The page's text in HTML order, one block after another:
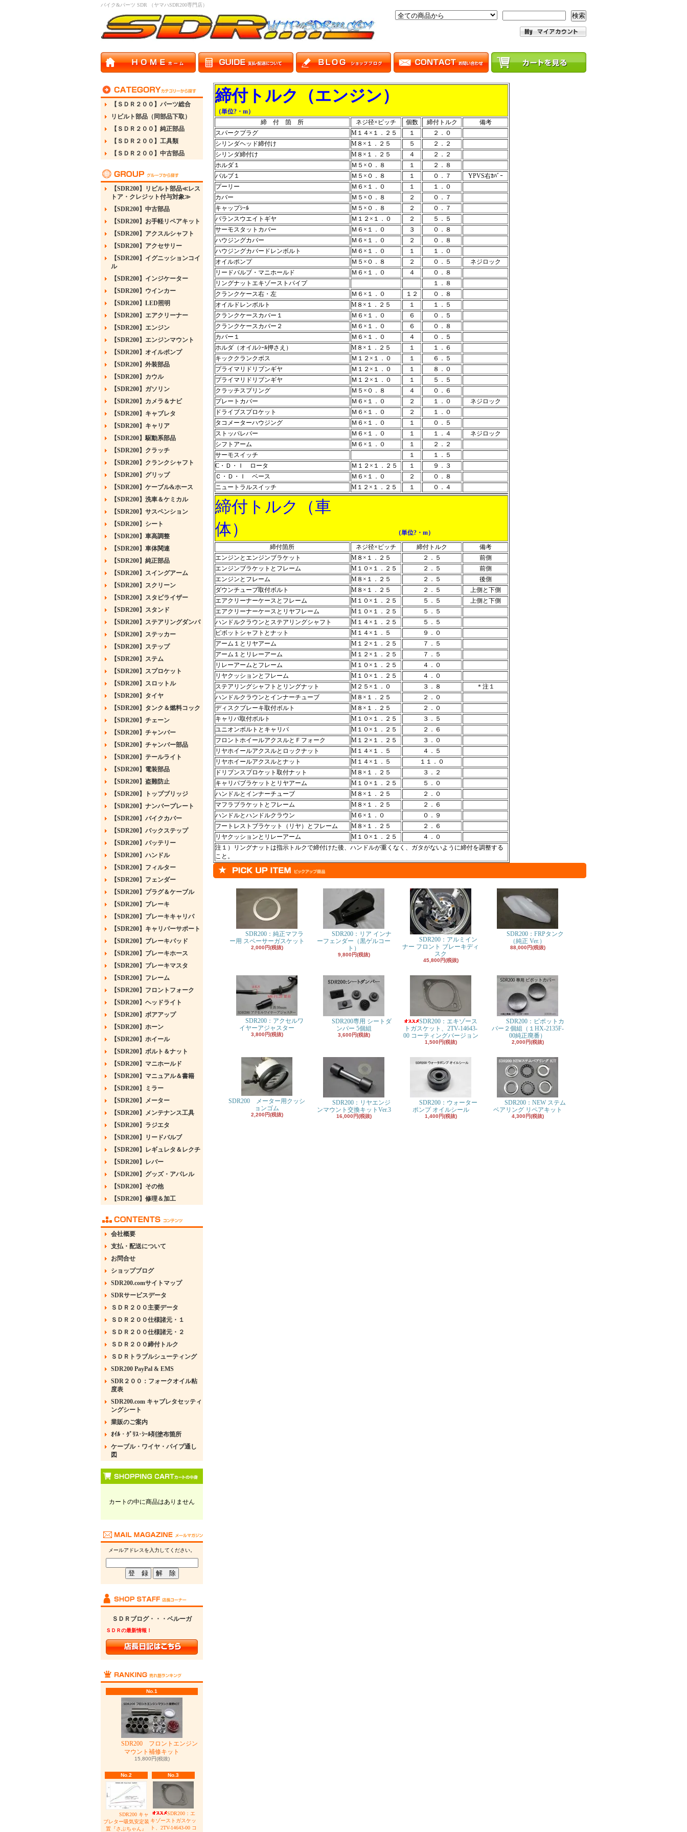
バイク&パーツ SDR （ヤマハSDR200専門店）
検索
【ＳＤＲ２００】パーツ総合
リビルト部品（同部品下取）
【ＳＤＲ２００】純正部品
【ＳＤＲ２００】工具類
【ＳＤＲ２００】中古部品
【SDR200】リビルト部品≪レス
トア・クレジット付与対象≫
【SDR200】中古部品
【SDR200】お手軽リペアキット
【SDR200】アクスルシャフト
【SDR200】アクセサリー
【SDR200】イグニッションコイ
ル
【SDR200】インジケーター
【SDR200】ウインカー
【SDR200】LED照明
【SDR200】エアクリーナー
【SDR200】エンジン
【SDR200】エンジンマウント
【SDR200】オイルポンプ
【SDR200】外装部品
【SDR200】カウル
【SDR200】ガソリン
【SDR200】カメラ＆ナビ
【SDR200】キャブレタ
【SDR200】キャリア
【SDR200】駆動系部品
【SDR200】クラッチ
【SDR200】クランクシャフト
【SDR200】グリップ
【SDR200】ケーブル&ホース
【SDR200】洗車＆ケミカル
【SDR200】サスペンション
【SDR200】シート
【SDR200】車高調整
【SDR200】車体関連
【SDR200】純正部品
【SDR200】スイングアーム
【SDR200】スクリーン
【SDR200】スタビライザー
【SDR200】スタンド
【SDR200】ステアリングダンパ
【SDR200】ステッカー
【SDR200】ステップ
【SDR200】ステム
【SDR200】スプロケット
【SDR200】スロットル
【SDR200】タイヤ
【SDR200】タンク＆燃料コック
【SDR200】チェーン
【SDR200】チャンバー
【SDR200】チャンバー部品
【SDR200】テールライト
【SDR200】電装部品
【SDR200】盗難防止
【SDR200】トップブリッジ
【SDR200】ナンバープレート
【SDR200】バイクカバー
【SDR200】バックステップ
【SDR200】バッテリー
【SDR200】ハンドル
【SDR200】フィルター
【SDR200】フェンダー
【SDR200】プラグ＆ケーブル
【SDR200】ブレーキ
【SDR200】ブレーキキャリパ
【SDR200】キャリパーサポート
【SDR200】ブレーキパッド
【SDR200】ブレーキホース
【SDR200】ブレーキマスタ
【SDR200】フレーム
【SDR200】フロントフォーク
【SDR200】ヘッドライト
【SDR200】ボアアップ
【SDR200】ホーン
【SDR200】ホイール
【SDR200】ボルト＆ナット
【SDR200】マニホールド
【SDR200】マニュアル＆書籍
【SDR200】ミラー
【SDR200】メーター
【SDR200】メンテナンス工具
【SDR200】ラジエタ
【SDR200】リードバルブ
【SDR200】レギュレタ＆レクチ
【SDR200】レバー
【SDR200】グッズ・アパレル
【SDR200】その他
【SDR200】修理＆加工
会社概要
支払・配送について
お問合せ
ショップブログ
SDR200.comサイトマップ
SDRサービスデータ
ＳＤＲ２００主要データ
ＳＤＲ２００仕様諸元・１
ＳＤＲ２００仕様諸元・２
ＳＤＲ２００締付トルク
ＳＤＲトラブルシューティング
SDR200 PayPal & EMS
SDR２００：フォークオイル粘
度表
SDR200.com キャブレタセッティ
ングシート
業販のご案内
ｵｲﾙ・ｸﾞﾘｽ･ｼｰﾙ剤塗布箇所
ケーブル・ワイヤ・パイプ通し
図
カートの中に商品はありません
メールアドレスを入力してください。
ＳＤＲブログ・・・ベルーガ
ＳＤＲの最新情報！
No.1
SDR200 フロントエンジン
マウント補修キット
15,800円(税抜)
No.2
SDR200 キャ
ブレター吸気安定装
置『さぶちゃん』
No.3
SDR200：エ
キゾーストガスケッ
ト、2TV-14643-00 コ
締付トルク（エンジン）
（単位?・m）
締 付 箇 所
ネジ径×ピッチ 個数 締付トルク
備考
スパークプラグ
M１４×１．２５ １
２．０
シリンダヘッド締付け
M８×１．２５ ５
２．２
シリンダ締付け
M８×１．２５ ４
２．２
ホルダ１
Ｍ５×０．８ １
２．８
バルブ１
Ｍ５×０．８ １ ０．７
YPVS右ｶﾊﾞｰ
プーリー
Ｍ６×１．０ １
１．０
カバー
Ｍ５×０．８ ２
０．７
キャップｼｰﾙ
Ｍ５×０．８ ２
０．７
バランスウエイトギヤ
Ｍ１２×１．０ ２
５．５
サーモスタットカバー
Ｍ６×１．０ ３
０．８
ハウジングカバー
Ｍ６×１．０ ２
０．８
ハウジングカバードレンボルト
Ｍ６×１．０ １
１．０
オイルポンプ
Ｍ５×０．８ ２ ０．５
ネジロック
リードバルブ・マニホールド
Ｍ６×１．０ ４
０．８
リングナットエキゾーストパイプ
１．８
クランクケース右・左
Ｍ６×１．０ １２
０．８
オイルドレンボルト
M８×１．２５ １
１．５
クランクケースカバー１
Ｍ６×１．０ ６
０．５
クランクケースカバー２
Ｍ６×１．０ ６
０．８
カバー１
Ｍ６×１．０ ４
０．５
ホルダ（オイルｼｰﾙ押さえ）
M８×１．２５ １
１．６
キッククランクボス
Ｍ１２×１．０ １
６．５
プライマリドリブンギヤ
Ｍ１２×１．０ １
８．０
プライマリドリブンギヤ
Ｍ１２×１．０ １
５．５
クラッチスプリング
Ｍ５×０．８ ４
０．６
プレートカバー
Ｍ６×１．０ ２ １．０
ネジロック
ドライブスプロケット
Ｍ６×１．０ ２
１．０
タコメーターハウジング
Ｍ６×１．０ １
０．５
ストッパレバー
Ｍ６×１．０ １ １．４
ネジロック
シフトアーム
Ｍ６×１．０ １
２．２
サーモスイッチ
１
１．５
C・Ｄ・Ｉ ロータ
Ｍ１２×１．２５ １
９．３
Ｃ・Ｄ・Ｉ ベース
Ｍ６×１．０ ２
０．８
ニュートラルスイッチ
M１２×１．２５ １ ０．４
締付トルク（車
体）
（単位?・m）
締付箇所
ネジ径×ピッチ 締付トルク
備考
エンジンとエンジンブラケット
M８×１．２５ ２．５
前側
エンジンブラケットとフレーム
M１０×１．２５ ２．５
前側
エンジンとフレーム
M８×１．２５ ２．５
後側
ダウンチューブ取付ボルト
M８×１．２５ ２．５
上側と下側
エアクリーナーケースとフレーム
M１０×１．２５ ５．５
上側と下側
エアクリーナーケースとリヤフレーム
M１０×１．２５
５．５
ハンドルクラウンとステアリングシャフト
M１４×１．２５
５．５
ピボットシャフトとナット
M１４×１．５
９．０
アーム１とリヤアーム
M１２×１．２５
７．５
アーム１とリレーアーム
M１２×１．２５
７．５
リレーアームとフレーム
M１０×１．２５
４．０
リヤクッションとフレーム
M１０×１．２５
４．０
ステアリングシャフトとリングナット
M２５×１．０ ３．８
＊注１
ハンドルクラウンとインナーチューブ
M８×１．２５
２．０
ディスクブレーキ取付ボルト
M８×１．２５
２．０
キャリパ取付ボルト
M１０×１．２５
３．５
ユニオンボルトとキャリパ
M１０×１．２５
２．６
フロントホイールアクスルとＦフォーク
M１２×１．２５
３．０
リヤホイールアクスルとロックナット
M１４×１．５
４．５
リヤホイールアクスルとナット
M１４×１．５
１１．０
ドリブンスプロケット取付ナット
M８×１．２５
３．２
キャリパブラケットとリヤアーム
M１０×１．２５
５．０
ハンドルとインナーチューブ
M８×１．２５
２．０
マフラブラケットとフレーム
M８×１．２５
２．６
ハンドルとハンドルクラウン
M６×１．０
０．９
フートレストブラケット（リヤ）とフレーム
M８×１．２５
２．６
リヤクッションとリレーアーム
M１０×１．２５
４．０
注１）リングナットは指示トルクで締付けた後、ハンドルが重くなく、ガタがないように締付を調整する
こと。
SDR200：純正マフラ
ー用 スペーサーガスケット
2,000円(税抜)
SDR200：リア インナ
ーフェンダー（黒ゲルコー
ト）
9,800円(税抜)
SDR200：アルミイン
ナー フロント ブレーキディ
スク
45,800円(税抜)
SDR200：FRPタンク
（純正 Ver.）
88,000円(税抜)
SDR200：アクセルワ
イヤーアジャスター
3,800円(税抜)
SDR200専用 シートダ
ンパー 5個組
3,600円(税抜)
SDR200：エキゾース
トガスケット、2TV-14643-
00 コーティングバージョン
1,500円(税抜)
SDR200：ピポットカ
バー２個組（１HX-2135F-
00純正廃番）
2,000円(税抜)
SDR200 メーター用クッシ
ョンゴム
2,200円(税抜)
SDR200：リヤエンジ
ンマウント交換キットVer.3
16,000円(税抜)
SDR200：ウォーター
ポンプ オイルシール
1,400円(税抜)
SDR200：NEW ステム
ベアリング リペアキット
4,300円(税抜)